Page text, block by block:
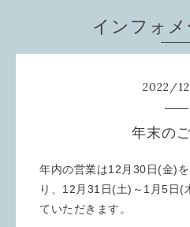
インフォ
2022/12
年末の
年内の営業は12月30日(金)
り、12月31日(土)～1月5日(
ていただきます。